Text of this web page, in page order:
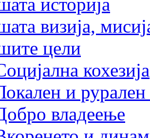
визија,
цели
кохезија
и рурален
владеење